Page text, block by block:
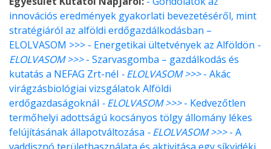
innovációs eredmények gyakorlati bevezetéséről, mint
stratégiáról az alföldi erdőgazdálkodásban –
ELOLVASOM >>> - Energetikai ültetvények az Alföldön -
ELOLVASOM >>> - Szarvasgomba – gazdálkodás és
kutatás a NEFAG Zrt-nél - ELOLVASOM >>> - Akác
virágzásbiológiai vizsgálatok Alföldi
erdőgazdaságoknál - ELOLVASOM >>> - Kedvezőtlen
termőhelyi adottságú kocsányos tölgy állomány lékes
felújításának állapotváltozása - ELOLVASOM >>> - A